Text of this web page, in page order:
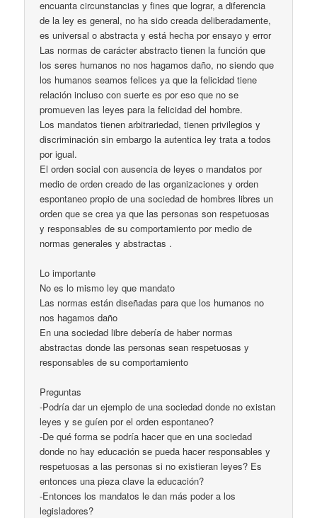
encuanta circunstancias y fines que lograr, a diferencia
de la ley es general, no ha sido creada deliberadamente,
es universal o abstracta y está hecha por ensayo y error
Las normas de carácter abstracto tienen la función que
los seres humanos no nos hagamos daño, no siendo que
los humanos seamos felices ya que la felicidad tiene
relación incluso con suerte es por eso que no se
promueven las leyes para la felicidad del hombre.
Los mandatos tienen arbitrariedad, tienen privilegios y
discriminación sin embargo la autentica ley trata a todos
por igual.
El orden social con ausencia de leyes o mandatos por
medio de orden creado de las organizaciones y orden
espontaneo propio de una sociedad de hombres libres un
orden que se crea ya que las personas son respetuosas
y responsables de su comportamiento por medio de
normas generales y abstractas .
Lo importante
No es lo mismo ley que mandato
Las normas están diseñadas para que los humanos no
nos hagamos daño
En una sociedad libre debería de haber normas
abstractas donde las personas sean respetuosas y
responsables de su comportamiento
Preguntas
-Podría dar un ejemplo de una sociedad donde no existan
leyes y se guíen por el orden espontaneo?
-De qué forma se podría hacer que en una sociedad
donde no hay educación se pueda hacer responsables y
respetuosas a las personas si no existieran leyes? Es
entonces una pieza clave la educación?
-Entonces los mandatos le dan más poder a los
legisladores?